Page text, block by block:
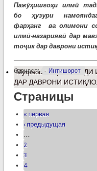
Пажӯҳишгоҳи илмӣ
бо ҳузури
фарҳанг ва олимони
илмӣ-назариявӣ дар
тоҷик дар даврони
барчасп: Интишорот
Муфассалтаро РУШДИ
ДАР ДАВРОНИ
Страницы
« первая
‹ предыдущая
…
2
3
4